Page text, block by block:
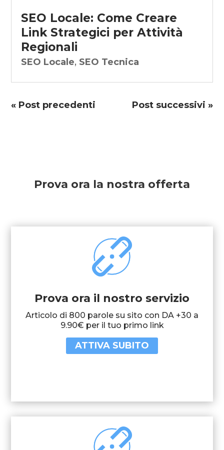
SEO Locale: Come Creare
Link Strategici per Attività
Regionali
SEO Locale, SEO Tecnica
« Post precedenti Post successivi »
Prova ora la nostra offerta
Prova ora il nostro servizio
Articolo di 800 parole su sito con DA +30 a
9.90€ per il tuo primo link
ATTIVA SUBITO